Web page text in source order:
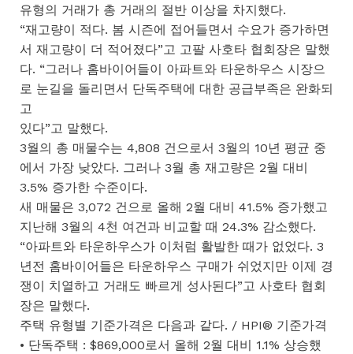
유형의 거래가 총 거래의 절반 이상을 차지했다.
“재고량이 적다. 봄 시즌에 접어들면서 수요가 증가하면
서 재고량이 더 적어졌다”고 고팔 사호타 협회장은 말했
다. “그러나 홈바이어들이 아파트와 타운하우스 시장으
로 눈길을 돌리면서 단독주택에 대한 공급부족은 완화되
고
있다”고 말했다.
3월의 총 매물수는 4,808 건으로서 3월의 10년 평균 중
에서 가장 낮았다. 그러나 3월 총 재고량은 2월 대비
3.5% 증가한 수준이다.
새 매물은 3,072 건으로 올해 2월 대비 41.5% 증가했고
지난해 3월의 4천 여건과 비교할 때 24.3% 감소했다.
“아파트와 타운하우스가 이처럼 활발한 때가 없었다. 3
년전 홈바이어들은 타운하우스 구매가 쉬었지만 이제 경
쟁이 치열하고 거래도 빠르게 성사된다”고 사호타 협회
장은 말했다.
주택 유형별 기준가격은 다음과 같다. / HPI® 기준가격
• 단독주택 : $869,000로서 올해 2월 대비 1.1% 상승했